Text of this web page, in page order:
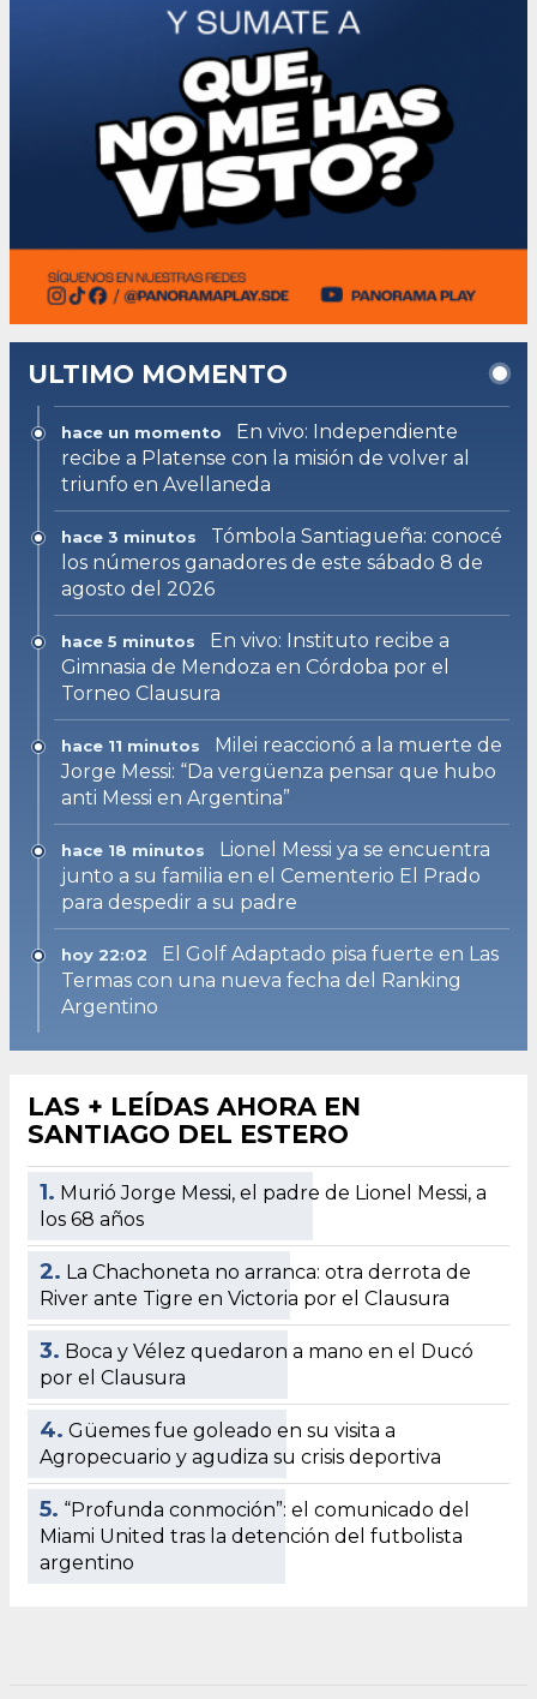
ULTIMO MOMENTO
hace un momento
En vivo: Independiente
recibe a Platense con la misión de volver al
triunfo en Avellaneda
hace 3 minutos
Tómbola Santiagueña: conocé
los números ganadores de este sábado 8 de
agosto del 2026
hace 5 minutos
En vivo: Instituto recibe a
Gimnasia de Mendoza en Córdoba por el
Torneo Clausura
hace 11 minutos
Milei reaccionó a la muerte de
Jorge Messi: “Da vergüenza pensar que hubo
anti Messi en Argentina”
hace 18 minutos
Lionel Messi ya se encuentra
junto a su familia en el Cementerio El Prado
para despedir a su padre
hoy 22:02
El Golf Adaptado pisa fuerte en Las
Termas con una nueva fecha del Ranking
Argentino
LAS + LEÍDAS AHORA EN
SANTIAGO DEL ESTERO
1. Murió Jorge Messi, el padre de Lionel Messi, a
los 68 años
2. La Chachoneta no arranca: otra derrota de
River ante Tigre en Victoria por el Clausura
3. Boca y Vélez quedaron a mano en el Ducó
por el Clausura
4. Güemes fue goleado en su visita a
Agropecuario y agudiza su crisis deportiva
5. “Profunda conmoción”: el comunicado del
Miami United tras la detención del futbolista
argentino